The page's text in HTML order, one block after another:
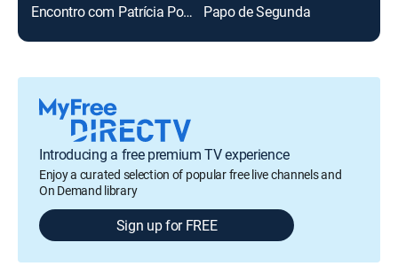
Encontro com Patrícia Poeta Papo de Segunda
Introducing a free premium TV experience
Enjoy a curated selection of popular free live channels and
On Demand library
Sign up for FREE